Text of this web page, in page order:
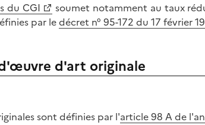
du CGI
soumet notamment au taux
par ledécret n° 95-172 du 17 février
d'art originale
sont définies par l'article 98 A de